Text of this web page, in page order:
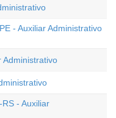
- Auxiliar Administrativo
Administrativo
- Auxiliar